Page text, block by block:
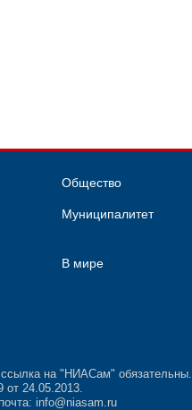
Общество
Муниципалитет
В мире
на "НИАСам" обязательны.
24.05.2013.
info@niasam.ru